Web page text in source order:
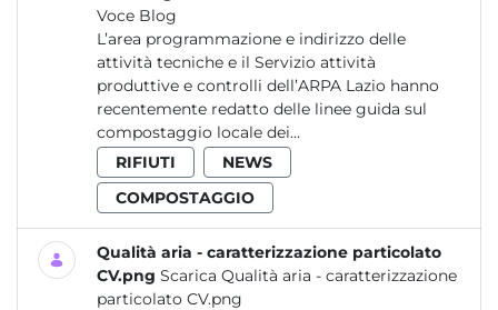
Voce Blog
L’area programmazione e indirizzo delle
attività tecniche e il Servizio attività
produttive e controlli dell’ARPA Lazio hanno
recentemente redatto delle linee guida sul
compostaggio locale dei...
RIFIUTI
NEWS
COMPOSTAGGIO
Qualità aria - caratterizzazione particolato
CV.png Scarica Qualità aria - caratterizzazione
particolato CV.png